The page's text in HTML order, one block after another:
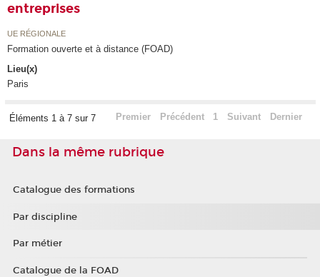
entreprises
UE RÉGIONALE
Formation ouverte et à distance (FOAD)
Lieu(x)
Paris
Éléments 1 à 7 sur 7 Premier Précédent 1 Suivant Dernier
Dans la même rubrique
Catalogue des formations
Par discipline
Par métier
Catalogue de la FOAD